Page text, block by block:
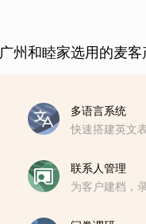
广州和睦家选用的麦客
多语言系统
快速搭建英文
联系人管理
为客户建档，